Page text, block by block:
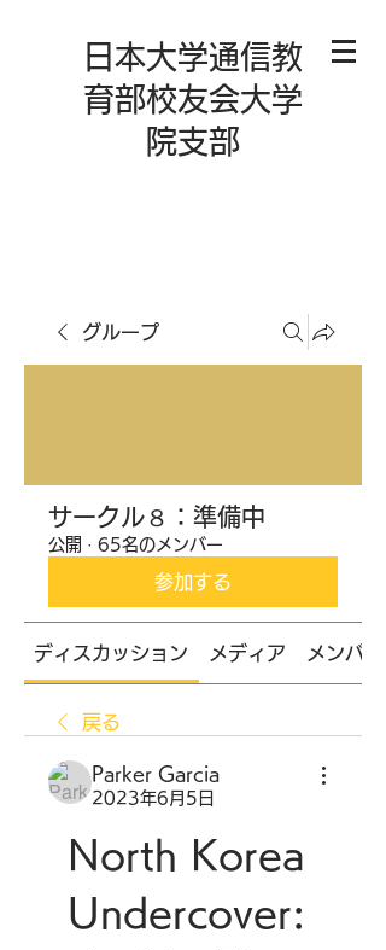
日本大学通信教
育部校友会大学
院支部
グループ
サークル８：準備中
公開 · 65名のメンバー
参加する
ディスカッション メディア メンバー
戻る
Parker Garcia
2023年6月5日
North Korea
Undercover: